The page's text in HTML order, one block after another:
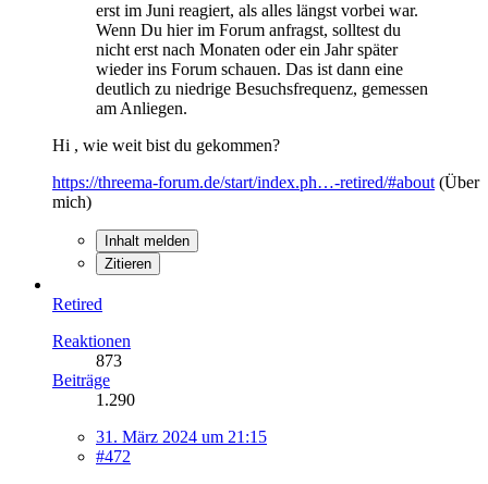
erst im Juni reagiert, als alles längst vorbei war.
Wenn Du hier im Forum anfragst, solltest du
nicht erst nach Monaten oder ein Jahr später
wieder ins Forum schauen. Das ist dann eine
deutlich zu niedrige Besuchsfrequenz, gemessen
am Anliegen.
Hi , wie weit bist du gekommen?
https://threema-forum.de/start/index.ph…-retired/#about (Über
mich)
Inhalt melden
Zitieren
Retired
Reaktionen
873
Beiträge
1.290
31. März 2024 um 21:15
#472